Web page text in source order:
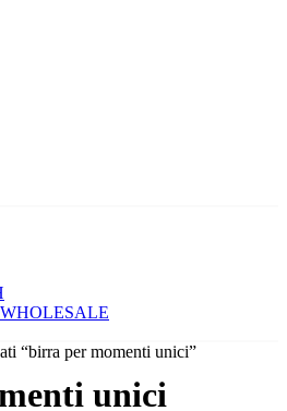
“birra per momenti unici”
unici